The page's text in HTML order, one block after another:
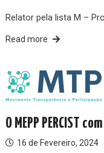
Relator pela lista M –
Read more
O MEPP PERCIST
16 de Fevereiro, 2024